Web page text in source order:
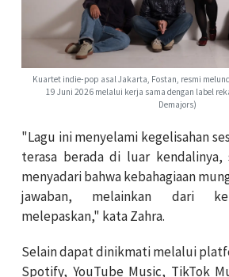
Kuartet indie-pop asal Jakarta, Fostan, resmi
19 Juni 2026 melalui kerja sama dengan label
Demajors)
"Lagu ini menyelami kegelisahan
terasa berada di luar kendalinya,
menyadari bahwa kebahagiaan
jawaban, melainkan dari
melepaskan," kata Zahra.
Selain dapat dinikmati melalui
Spotify, YouTube Music, TikTok